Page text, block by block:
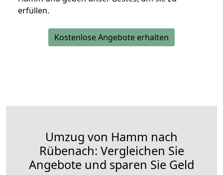
erfüllen.
Kostenlose Angebote erhalten
Umzug von Hamm nach
Rübenach: Vergleichen Sie
Angebote und sparen Sie Geld